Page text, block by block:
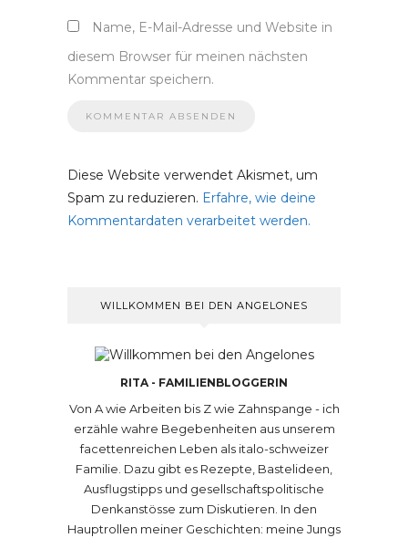
Name, E-Mail-Adresse und Website in
diesem Browser für meinen nächsten
Kommentar speichern.
Diese Website verwendet Akismet, um
Spam zu reduzieren. Erfahre, wie deine
Kommentardaten verarbeitet werden.
WILLKOMMEN BEI DEN ANGELONES
RITA - FAMILIENBLOGGERIN
Von A wie Arbeiten bis Z wie Zahnspange - ich
erzähle wahre Begebenheiten aus unserem
facettenreichen Leben als italo-schweizer
Familie. Dazu gibt es Rezepte, Bastelideen,
Ausflugstipps und gesellschaftspolitische
Denkanstösse zum Diskutieren. In den
Hauptrollen meiner Geschichten: meine Jungs